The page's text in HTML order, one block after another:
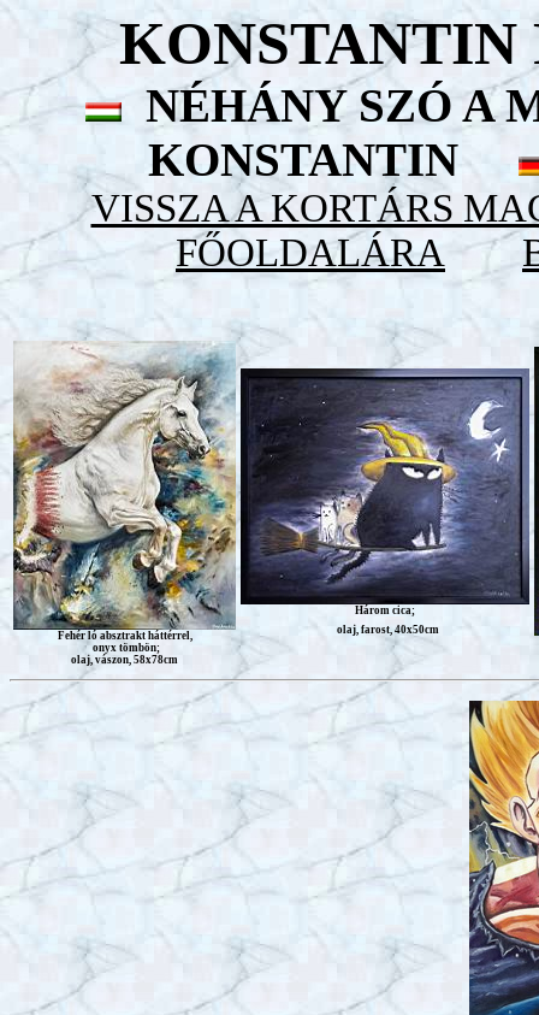
KONSTANTIN
NÉHÁNY SZÓ A
KONSTANTIN
VISSZA A KORTÁRS
FŐOLDALÁRA
Fehér ló absztrakt háttérrel,
onyx tömbön;
olaj, vászon, 58x78cm
Három cica;
olaj, farost, 40x50cm